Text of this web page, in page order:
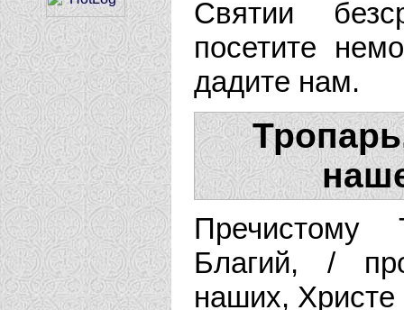
Святии
посетите
дадите нам.
Пречистому
Благий, /
наших,